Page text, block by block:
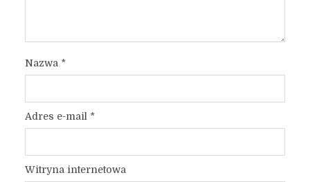
Nazwa *
Adres e-mail *
Witryna internetowa